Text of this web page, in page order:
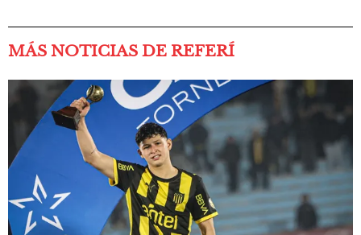
MÁS NOTICIAS DE REFERÍ